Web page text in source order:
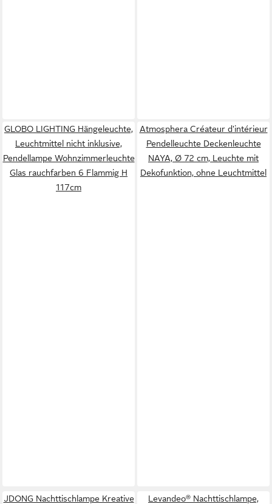
GLOBO LIGHTING Hängeleuchte,
Leuchtmittel nicht inklusive,
Pendellampe Wohnzimmerleuchte
Glas rauchfarben 6 Flammig H
117cm
Atmosphera Créateur d'intérieur
Pendelleuchte Deckenleuchte
NAYA, Ø 72 cm, Leuchte mit
Dekofunktion, ohne Leuchtmittel
JDONG Nachttischlampe Kreative
Levandeo® Nachttischlampe,